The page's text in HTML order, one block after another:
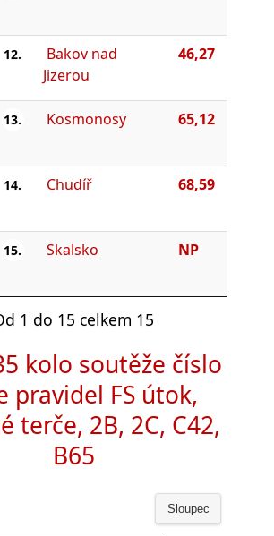
12.
Bakov nad
Jizerou
46,27
13. Kosmonosy 65,12
14. Chudíř 68,59
15. Skalsko NP
1 do 15 celkem 15
kolo soutěže číslo
pravidel FS útok,
terče, 2B, 2C, C42,
B65
Sloupec